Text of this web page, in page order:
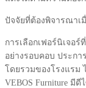
ปัจจัยที่ต้องพิจารณาเ
การเลือกเฟอร์นิเจอ
อย่างรอบคอบ ประก
โดยรวมของโรงแรม
VEBOS Furniture มี